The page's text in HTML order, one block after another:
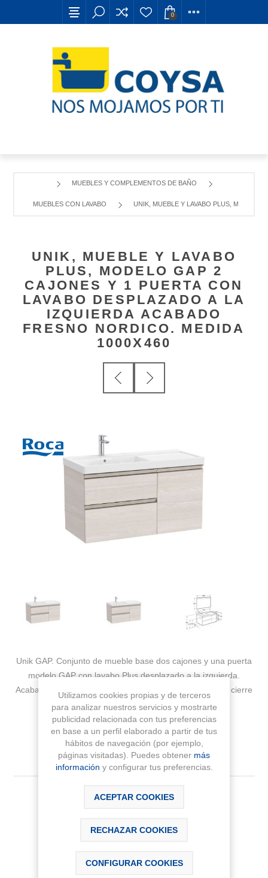
0
MUEBLES Y COMPLEMENTOS DE BAÑO
MUEBLES CON LAVABO UNIK, MUEBLE Y LAVABO PLUS, MODELO
UNIK, MUEBLE Y LAVABO
PLUS, MODELO GAP 2
CAJONES Y 1 PUERTA CON
LAVABO DESPLAZADO A LA
IZQUIERDA ACABADO
FRESNO NORDICO. MEDIDA
1000X460
Unik GAP. Conjunto de mueble base dos cajones y una puerta
modelo GAP con lavabo Plus desplazado a la izquierda.
Acabado fresno nórdico medida 1000x460. Cajones con cierre
amortiguado. No incluye grifería
Fabricante: ROCA
Sku: A851968434
Medida
Utilizamos cookies propias y de terceros
para analizar nuestros servicios y mostrarte
publicidad relacionada con tus preferencias
en base a un perfil elaborado a partir de tus
hábitos de navegación (por ejemplo,
páginas visitadas). Puedes obtener más
información y configurar tus preferencias.
ACEPTAR COOKIES
RECHAZAR COOKIES
CONFIGURAR COOKIES